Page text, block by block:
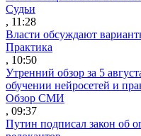
Судьи
, 11:28
Власти обсуждают
Практика
, 10:50
Утренний обзор за 5
обучении нейросетей и
Обзор СМИ
, 09:37
Путин подписал закон об